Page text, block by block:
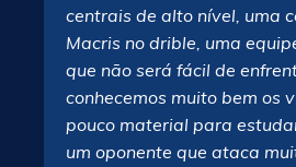
centrais de alto nível, uma
Macris no drible, uma
que não será fácil de
conhecemos muito bem os
pouco material para
um oponente que ataca